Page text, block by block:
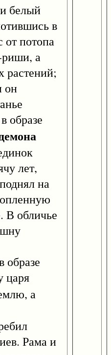
белый
в
потопа
риши, а
растений;
он
образе
лет,
на
В обличье
образе
царя
а
Рама и